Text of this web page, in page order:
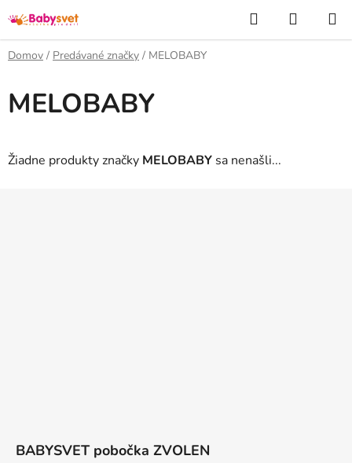
na
obsah
Hľadať
KOŠÍK
Domov / Predávané značky / MELOBABY
MELOBABY
Žiadne produkty značky MELOBABY sa nenašli...
BABYSVET pobočka ZVOLEN